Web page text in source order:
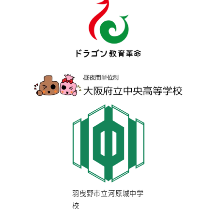
羽曳野市立河原城中学
校